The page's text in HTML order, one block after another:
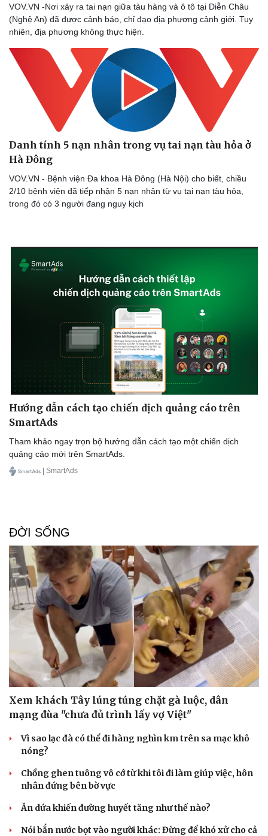
Hậu trường
Doanh nghiệp
Thông tin doanh nghiệp
Doanh nghiệp 24h
Vì cộng đồng
Công nghệ
Tin Công nghệ
Trải nghiệm
Chuyển đổi số
VOV.VN -Nơi xảy ra tai nạn giữa tàu hàng và ô tô tại Diễn Châu
(Nghệ An) đã được cảnh báo, chỉ đạo địa phương cảnh giới. Tuy
nhiên, địa phương không thực hiện.
Danh tính 5 nạn nhân trong vụ tai nạn tàu hỏa ở
Hà Đông
VOV.VN - Bệnh viện Đa khoa Hà Đông (Hà Nội) cho biết, chiều
2/10 bệnh viện đã tiếp nhận 5 nạn nhân từ vụ tai nạn tàu hỏa,
trong đó có 3 người đang nguy kịch
Hướng dẫn cách tạo chiến dịch quảng cáo trên
SmartAds
Tham khảo ngay trọn bộ hướng dẫn cách tạo một chiến dịch
quảng cáo mới trên SmartAds.
| SmartAds
ĐỜI SỐNG
Xem khách Tây lúng túng chặt gà luộc, dân
mạng đùa "chưa đủ trình lấy vợ Việt"
Vì sao lạc đà có thể đi hàng nghìn km trên sa mạc khô
nóng?
Chồng ghen tuông vô cớ từ khi tôi đi làm giúp việc, hôn
nhân đứng bên bờ vực
Ăn dứa khiến đường huyết tăng như thế nào?
Nói bắn nước bọt vào người khác: Đừng để khó xử cho cả